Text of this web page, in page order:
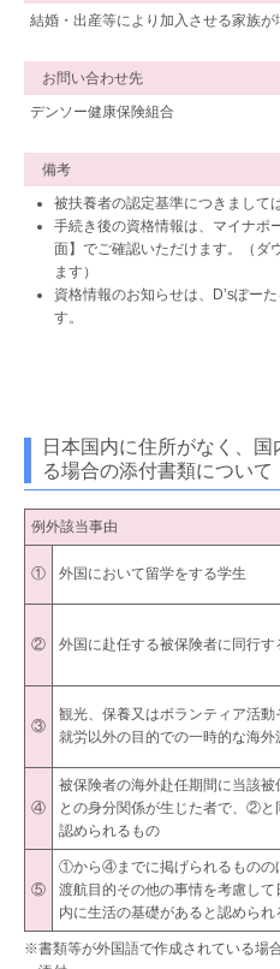
結婚・出産等により加入させる家族が
お問い合わせ先
デンソー健康保険組合
備考
被扶養者の認定基準につきまして
手続き後の資格情報は、マイナポ
面】でご確認いただけます。（ダ
ます）
資格情報のお知らせは、D’sぽー
す。
日本国内に住所がなく、
る場合の添付書類について
例外該当事由
① 外国において留学をする学生
② 外国に赴任する被保険者に同行す
③
観光、保養又はボランティア活動
就労以外の目的での一時的な海外
④
被保険者の海外赴任期間に当該被
との身分関係が生じた者で、②と
認められるもの
⑤
①から④までに掲げられるものの
渡航目的その他の事情を考慮して
内に生活の基礎があると認められ
※書類等が外国語で作成されている場